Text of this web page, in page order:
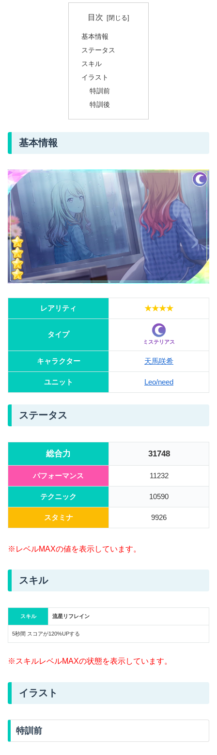
目次
基本情報
ステータス
スキル
イラスト
特訓前
特訓後
基本情報
レアリティ ★★★★
タイプ
ミステリアス
キャラクター 天馬咲希
ユニット Leo/need
ステータス
総合力 31748
パフォーマンス 11232
テクニック 10590
スタミナ 9926
※レベルMAXの値を表示しています。
スキル
スキル 流星リフレイン
5秒間 スコアが120%UPする
※スキルレベルMAXの状態を表示しています。
イラスト
特訓前